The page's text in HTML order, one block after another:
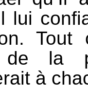
lui
Tout
de la
à